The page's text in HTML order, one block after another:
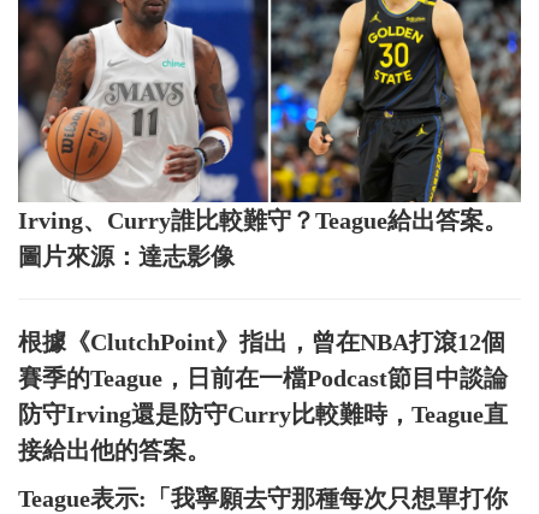
Irving、Curry誰比較難守？Teague給出答案。
圖片來源：達志影像
根據《ClutchPoint》指出，曾在NBA打滾12個
賽季的Teague，日前在一檔Podcast節目中談論
防守Irving還是防守Curry比較難時，Teague直
接給出他的答案。
Teague表示:「我寧願去守那種每次只想單打你